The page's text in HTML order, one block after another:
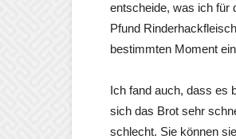
entscheide, was ich für
Pfund
bestimmten Moment
Ich fand auch, dass es
sich das Brot sehr
schlecht. Sie können